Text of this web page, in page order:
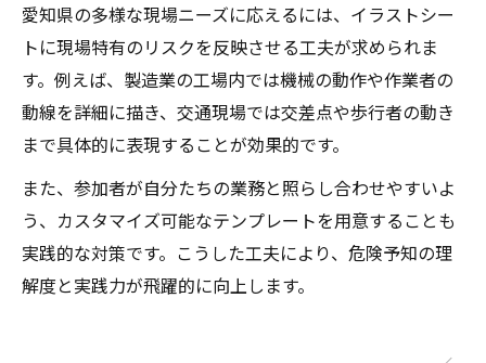
愛知県の多様な現場ニーズに応えるには、イラストシー
トに現場特有のリスクを反映させる工夫が求められま
す。例えば、製造業の工場内では機械の動作や作業者の
動線を詳細に描き、交通現場では交差点や歩行者の動き
まで具体的に表現することが効果的です。
また、参加者が自分たちの業務と照らし合わせやすいよ
う、カスタマイズ可能なテンプレートを用意することも
実践的な対策です。こうした工夫により、危険予知の理
解度と実践力が飛躍的に向上します。